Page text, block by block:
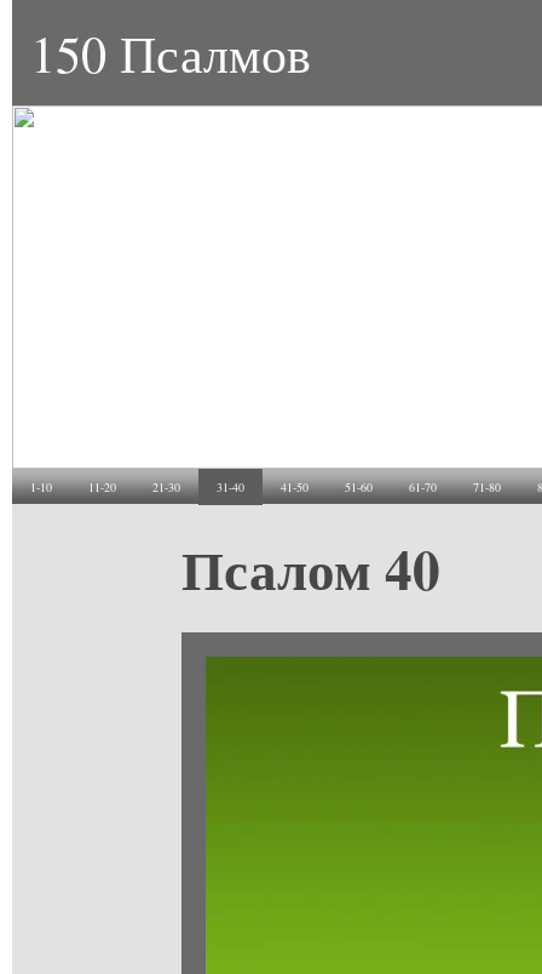
150 Псалмов
1-10 11-20 21-30 31-40 41-50 51-60 61-70 71-80
Псалом 40